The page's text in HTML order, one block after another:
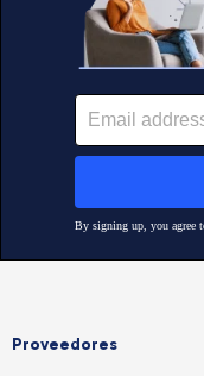
Proveedores